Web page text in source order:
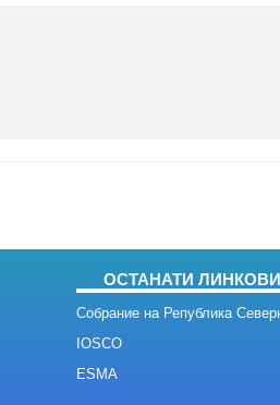
ОСТАНАТИ ЛИНКОВИ
Собрание на Република
IOSCO
ESMA